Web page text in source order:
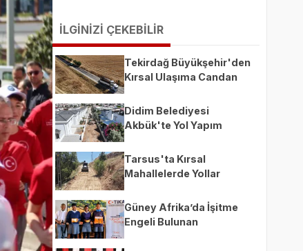
İLGİNİZİ ÇEKEBİLİR
Tekirdağ Büyükşehir'den
Kırsal Ulaşıma Candan
Didim Belediyesi
Akbük'te Yol Yapım
Tarsus'ta Kırsal
Mahallelerde Yollar
Güney Afrika’da İşitme
Engeli Bulunan